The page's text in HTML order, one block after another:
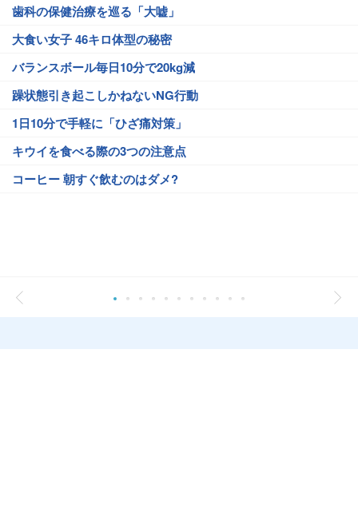
歯科の保健治療を巡る「大嘘」
大食い女子 46キロ体型の秘密
バランスボール毎日10分で20kg減
躁状態引き起こしかねないNG行動
1日10分で手軽に「ひざ痛対策」
キウイを食べる際の3つの注意点
コーヒー 朝すぐ飲むのはダメ?